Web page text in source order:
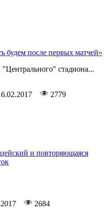
будем после первых матчей»
стадиона...
2779
и повторяющаяся
2684